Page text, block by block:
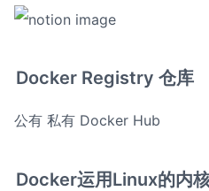
Docker Registry 仓库
公有 私有 Docker Hub
Docker运用Linux的内